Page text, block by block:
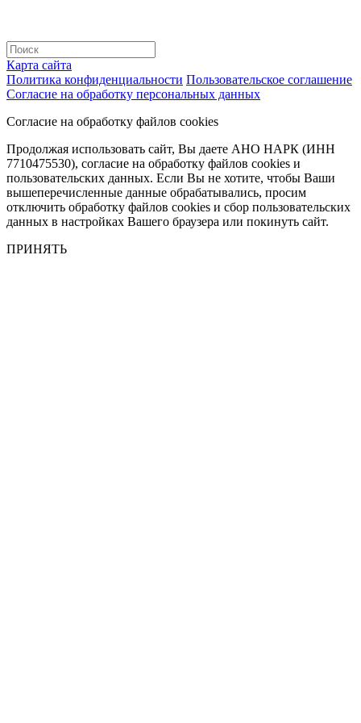
Карта сайта
Политика конфиденциальности Пользовательское соглашение
Согласие на обработку персональных данных
Согласие на обработку файлов cookies
Продолжая использовать сайт, Вы даете АНО НАРК (ИНН
7710475530), согласие на обработку файлов cookies и
пользовательских данных. Если Вы не хотите, чтобы Ваши
вышеперечисленные данные обрабатывались, просим
отключить обработку файлов cookies и сбор пользовательских
данных в настройках Вашего браузера или покинуть сайт.
ПРИНЯТЬ